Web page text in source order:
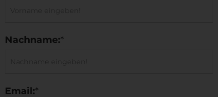
Nachname:*
Email:*